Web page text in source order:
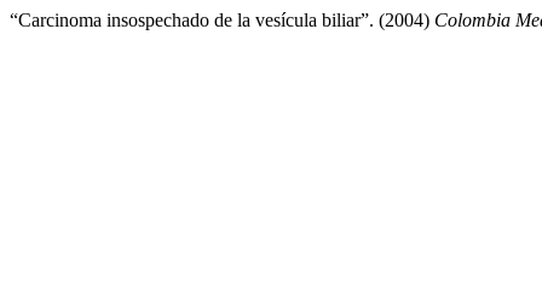
“Carcinoma insospechado de la vesícula biliar”. (2004) Colombia